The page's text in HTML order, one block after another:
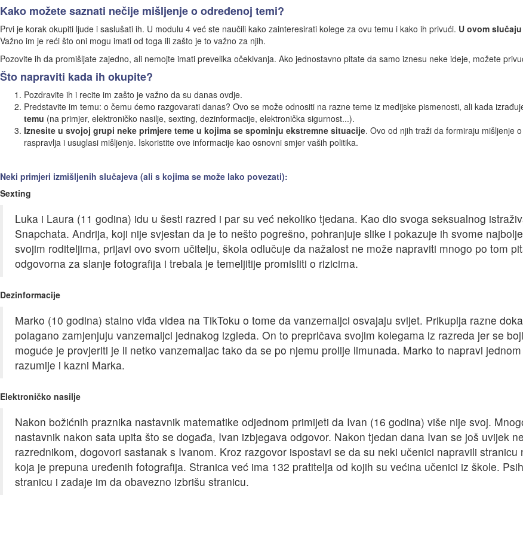
Kako možete saznati nečije mišljenje o određenoj temi?
Prvi je korak okupiti ljude i saslušati ih. U modulu 4 već ste naučili kako zainteresirati kolege za ovu temu i kako ih privući. U ovom
Važno im je reći što oni mogu imati od toga ili zašto je to važno za njih.
Pozovite ih da promišljate zajedno, ali nemojte imati prevelika očekivanja. Ako jednostavno pitate da samo iznesu neke ideje, možete
Što napraviti kada ih okupite?
Pozdravite ih i recite im zašto je važno da su danas ovdje.
Predstavite im temu: o čemu ćemo razgovarati danas? Ovo se može odnositi na razne teme iz medijske pismenosti, ali kada
temu (na primjer, elektroničko nasilje, sexting, dezinformacije, elektronička sigurnost...).
Iznesite u svojoj grupi neke primjere teme u kojima se spominju ekstremne situacije. Ovo od njih traži da formiraju mišljenje
raspravlja i usuglasi mišljenje. Iskoristite ove informacije kao osnovni smjer vaših politika.
Neki primjeri izmišljenih slučajeva (ali s kojima se može lako povezati):
Sexting
Luka i Laura (11 godina) idu u šesti razred i par su već nekoliko tjedana. Kao dio svoga seksualnog
Snapchata. Andrija, koji nije svjestan da je to nešto pogrešno, pohranjuje slike i pokazuje ih svome
svojim roditeljima, prijavi ovo svom učitelju, škola odlučuje da nažalost ne može napraviti mnogo po tom
odgovorna za slanje fotografija i trebala je temeljitije promisliti o rizicima.
Dezinformacije
Marko (10 godina) stalno viđa videa na TikToku o tome da vanzemaljci osvajaju svijet. Prikuplja razne
polagano zamjenjuju vanzemaljci jednakog izgleda. On to prepričava svojim kolegama iz razreda jer se
moguće je provjeriti je li netko vanzemaljac tako da se po njemu prolije limunada. Marko to napravi
razumije i kazni Marka.
Elektroničko nasilje
Nakon božićnih praznika nastavnik matematike odjednom primijeti da Ivan (16 godina) više nije svoj.
nastavnik nakon sata upita što se događa, Ivan izbjegava odgovor. Nakon tjedan dana Ivan se još uvijek
razrednikom, dogovori sastanak s Ivanom. Kroz razgovor ispostavi se da su neki učenici napravili
koja je prepuna uređenih fotografija. Stranica već ima 132 pratitelja od kojih su većina učenici iz škole.
stranicu i zadaje im da obavezno izbrišu stranicu.